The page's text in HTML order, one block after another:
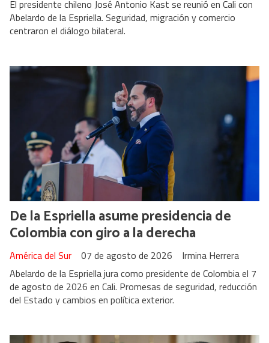
El presidente chileno José Antonio Kast se reunió en Cali con
Abelardo de la Espriella. Seguridad, migración y comercio
centraron el diálogo bilateral.
De la Espriella asume presidencia de
Colombia con giro a la derecha
Irmina Herrera
América del Sur
07 de agosto de 2026
Abelardo de la Espriella jura como presidente de Colombia el 7
de agosto de 2026 en Cali. Promesas de seguridad, reducción
del Estado y cambios en política exterior.